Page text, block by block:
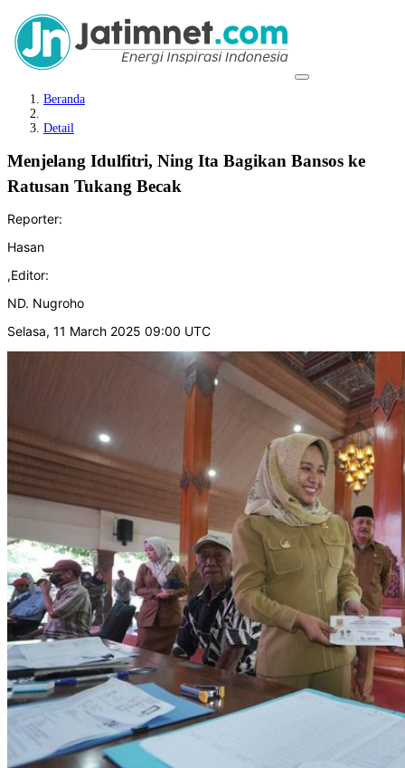
Beranda
Detail
Menjelang Idulfitri, Ning Ita Bagikan Bansos ke
Ratusan Tukang Becak
Reporter:
Hasan
,Editor:
ND. Nugroho
Selasa, 11 March 2025 09:00 UTC